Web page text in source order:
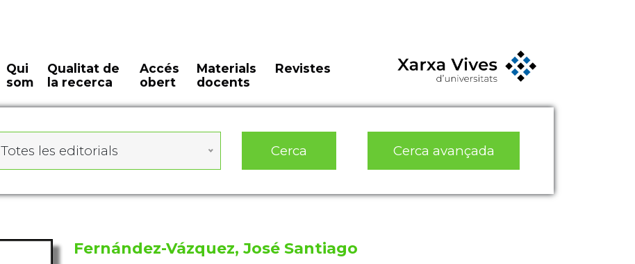
Qui
som
Qualitat de
la recerca
Accés
obert
Materials
docents
Revistes
Totes les editorials Cerca Cerca avançada
Fernández-Vázquez, José Santiago